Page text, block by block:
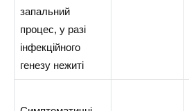
запальний
процес, у разі
інфекційного
генезу нежиті